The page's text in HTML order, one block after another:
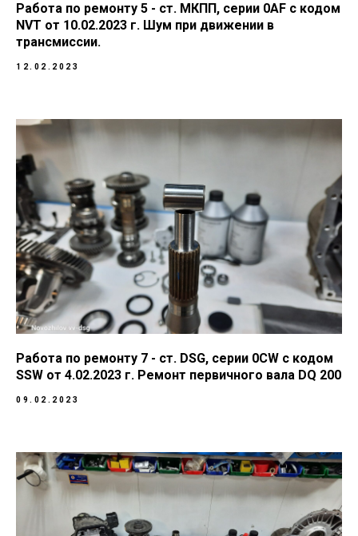
Работа по ремонту 5 - ст. МКПП, серии 0AF с кодом
NVT от 10.02.2023 г. Шум при движении в
трансмиссии.
12.02.2023
Работа по ремонту 7 - ст. DSG, серии 0CW с кодом
SSW от 4.02.2023 г. Ремонт первичного вала DQ 200
09.02.2023